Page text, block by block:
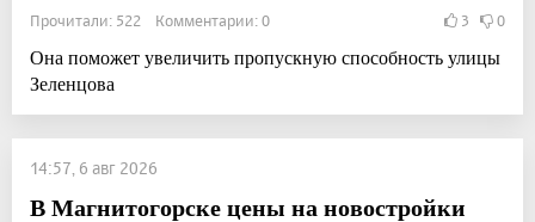
Прочитали: 522 Комментарии: 0 3 0
Она поможет увеличить пропускную способность улицы
Зеленцова
14:57, 6 авг 2026
В Магнитогорске цены на новостройки